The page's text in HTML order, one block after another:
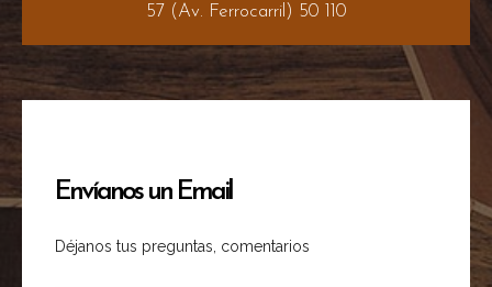
57 (Av. Ferrocarril) 50 110
Envíanos un Email
Déjanos tus preguntas, comentarios